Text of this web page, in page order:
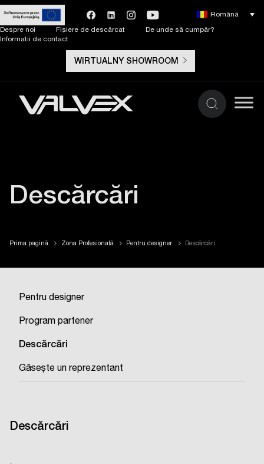
Despre noi Fișiere de descărcat
De unde să cumpăr?
Informatii de contact
WIRTUALNY SHOWROOM
Română
Descărcări
Prima pagină Zona Profesională Pentru designer Descărcări
Pentru designer
Program partener
Descărcări
Găsește un reprezentant
Descărcări